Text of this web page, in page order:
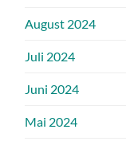
August 2024
Juli 2024
Juni 2024
Mai 2024